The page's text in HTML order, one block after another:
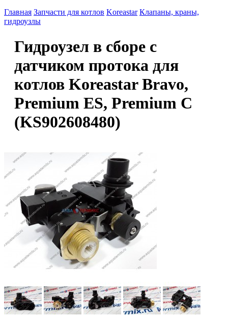
Главная Запчасти для котлов Koreastar Клапаны, краны,
гидроузлы
Гидроузел в сборе с
датчиком протока для
котлов Koreastar Bravo,
Premium ES, Premium C
(KS902608480)